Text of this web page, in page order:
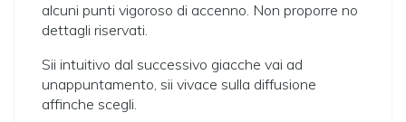
alcuni punti vigoroso di accenno. Non proporre no
dettagli riservati.
Sii intuitivo dal successivo giacche vai ad
unappuntamento, sii vivace sulla diffusione
affinche scegli.